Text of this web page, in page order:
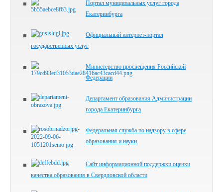
Портал муниципальных услуг города
Екатеринбурга
Официальный интернет-портал
государственных услуг
Министерство просвещения Российской
Федерации
Департамент образования Администрации
города Екатеринбурга
Федеральная служба по надзору в сфере
образования и науки
Сайт информационной поддержки оценки
качества образования в Свердловской области